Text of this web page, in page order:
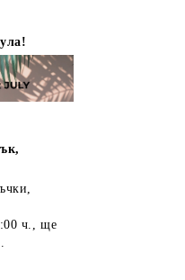
ч. , ще
.